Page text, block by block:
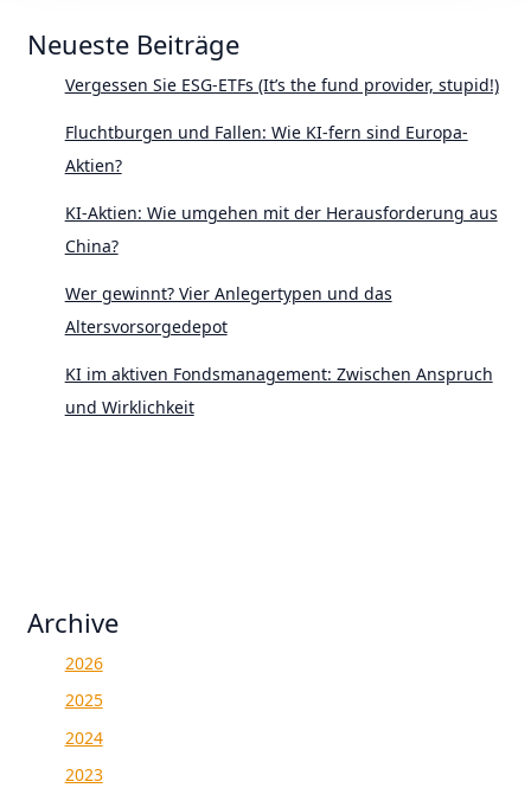
Neueste Beiträge
Vergessen Sie ESG-ETFs (It’s the fund provider, stupid!)
Fluchtburgen und Fallen: Wie KI-fern sind Europa-
Aktien?
KI-Aktien: Wie umgehen mit der Herausforderung aus
China?
Wer gewinnt? Vier Anlegertypen und das
Altersvorsorgedepot
KI im aktiven Fondsmanagement: Zwischen Anspruch
und Wirklichkeit
Archive
2026
2025
2024
2023